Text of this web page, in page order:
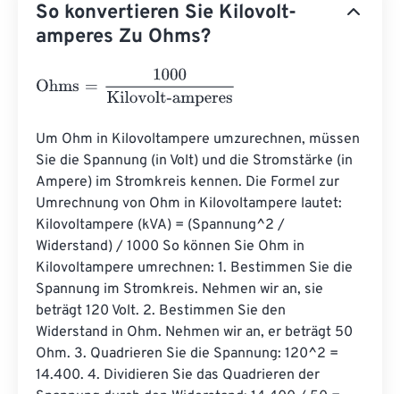
So konvertieren Sie Kilovolt-
amperes Zu Ohms?
Ohms Kilovolt-amperes
Um Ohm in Kilovoltampere umzurechnen, müssen
Sie die Spannung (in Volt) und die Stromstärke (in
Ampere) im Stromkreis kennen. Die Formel zur
Umrechnung von Ohm in Kilovoltampere lautet:
Kilovoltampere (kVA) = (Spannung^2 /
Widerstand) / 1000 So können Sie Ohm in
Kilovoltampere umrechnen: 1. Bestimmen Sie die
Spannung im Stromkreis. Nehmen wir an, sie
beträgt 120 Volt. 2. Bestimmen Sie den
Widerstand in Ohm. Nehmen wir an, er beträgt 50
Ohm. 3. Quadrieren Sie die Spannung: 120^2 =
14.400. 4. Dividieren Sie das Quadrieren der